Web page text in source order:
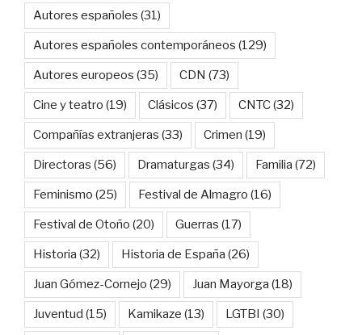
Autores españoles (31)
Autores españoles contemporáneos (129)
Autores europeos (35) CDN (73)
Cine y teatro (19) Clásicos (37) CNTC(32)
Compañías extranjeras (33) Crimen (19)
Directoras (56) Dramaturgas (34) Familia (72)
Feminismo (25) Festival de Almagro (16)
Festival de Otoño (20) Guerras (17)
Historia (32) Historia de España (26)
Juan Gómez-Cornejo (29) Juan Mayorga (18)
Juventud (15) Kamikaze (13) LGTBI (30)